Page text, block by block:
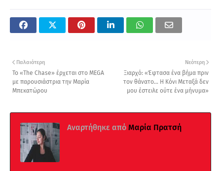
Νεότερη
Ξιαρχό: «Έφτασα ένα βήμα πριν
τον θάνατο… Η Κόνι Μεταξά δεν
μου έστειλε ούτε ένα μήνυμα»
Παλαιότερη
Το «The Chase» έρχεται στο MEGA
με παρουσιάστρια την Μαρία
Μπεκατώρου
Αναρτήθηκε από Μαρία Πρατσή